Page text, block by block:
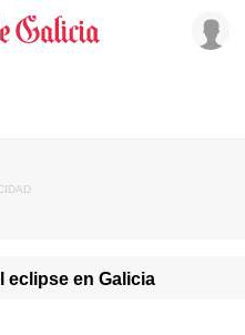
eclipse en Galicia